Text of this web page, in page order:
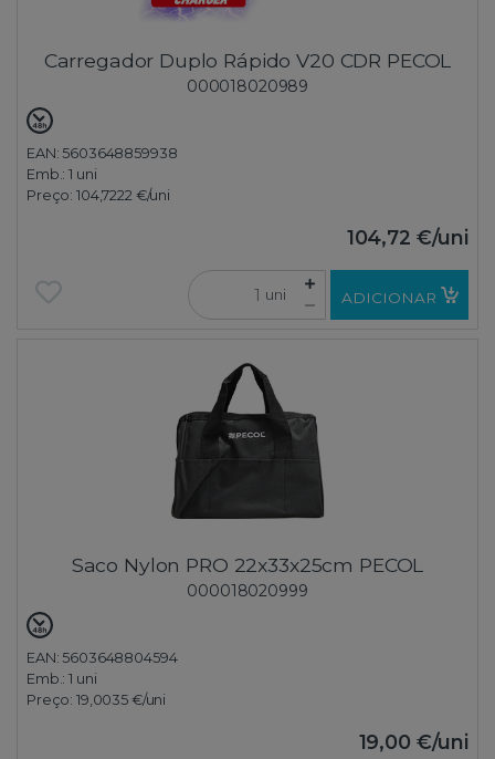
Carregador Duplo Rápido V20 CDR PECOL
000018020989
EAN: 5603648859938
Emb.:1 uni
Preço: 104,7222 €/uni
104,72 €/uni
uni ADICIONAR
Saco Nylon PRO 22x33x25cm PECOL
000018020999
EAN: 5603648804594
Emb.:1 uni
Preço: 19,0035 €/uni
19,00 €/uni